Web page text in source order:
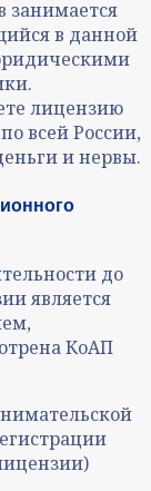
занимается
в данной
лицензию
всей России,
и нервы.
до
является
КоАП